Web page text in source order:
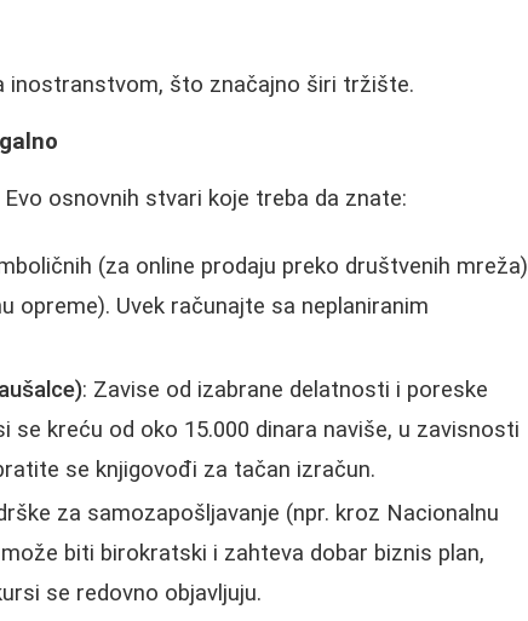
inostranstvom, što značajno širi tržište.
osnovnih stvari koje treba da znate:
(za online prodaju preko društvenih mreža)
opreme). Uvek računajte sa neplaniranim
: Zavise od izabrane delatnosti i poreske
se kreću od oko 15.000 dinara naviše, u zavisnosti
se knjigovođi za tačan izračun.
za samozapošljavanje (npr. kroz Nacionalnu
biti birokratski i zahteva dobar biznis plan,
se redovno objavljuju.